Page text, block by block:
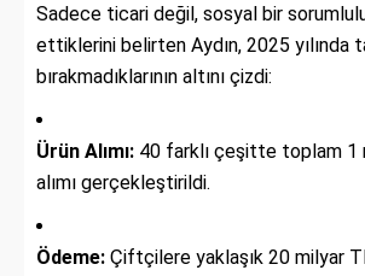
Sadece ticari değil, sosyal bir
ettiklerini belirten Aydın, 2025 yılında
bırakmadıklarının altını çizdi:
Ürün Alımı: 40 farklı çeşitte toplam 1
alımı gerçekleştirildi.
Ödeme: Çiftçilere yaklaşık 20 milyar